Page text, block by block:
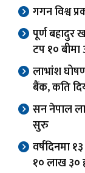
गगन विश्व
पूर्ण बहादुर
टप १० बीमा
लाभांश
बैंक, कति
सन नेपाल
सुरु
वर्षदिनमा
१० लाख ३०